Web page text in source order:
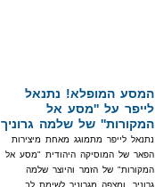
המסע המופלא! נתנאל
לייפר על ''מסע אל
המקורות'' של שלמה גרוניך
נתנאל לייפר מתמוגג מאחת מיצירות
הפאר של המוסיקה היהודית "מסע אל
המקורות" של הזמר והיוצר שלמה
גרוניך. ומצפה מגרוניך לשימת לב